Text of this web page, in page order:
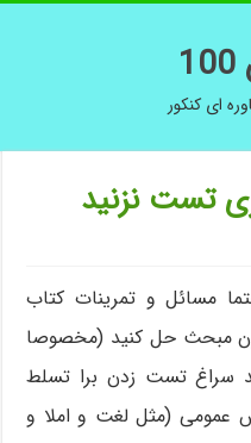
ای کنکور
تست نزنید
مسائل و تمرینات کتاب
مبحث حل کنید (مخصوصا
سراغ تست زدن برا تسلط
عمومی (مثل لغت و املا و